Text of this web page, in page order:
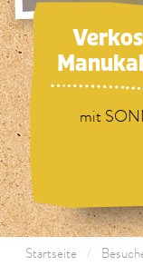
mit
Startseite